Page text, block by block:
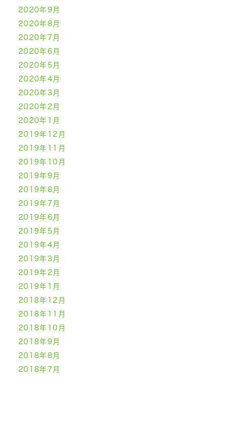
2020年9月
2020年8月
2020年7月
2020年6月
2020年5月
2020年4月
2020年3月
2020年2月
2020年1月
2019年12月
2019年11月
2019年10月
2019年9月
2019年8月
2019年7月
2019年6月
2019年5月
2019年4月
2019年3月
2019年2月
2019年1月
2018年12月
2018年11月
2018年10月
2018年9月
2018年8月
2018年7月